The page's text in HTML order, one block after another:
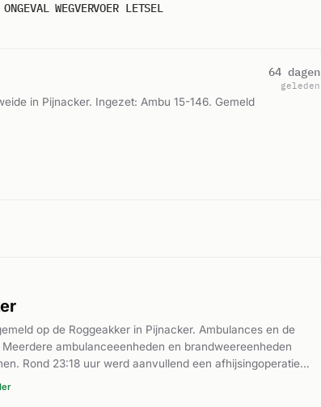
WEGVERVOER LETSEL
in Pijnacker. Ingezet: Ambu 15-146. Gemeld
64 dagen
geleden
op de Roggeakker in Pijnacker. Ambulances en de
ambulanceeenheden en brandweereenheden
Rond 23:18 uur werd aanvullend een afhijsingoperatie
het slachtoffer mogelijk van hoogte moest worden